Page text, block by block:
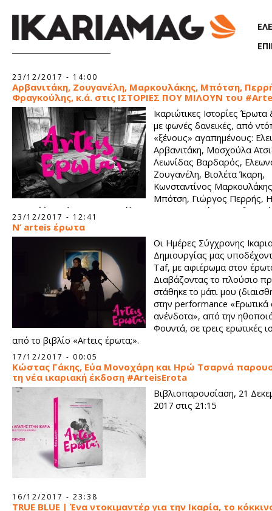
23/12/2017 - 14:00
Αρβανιτάκη, Ζουγανέλη, Μαρκουλάκης, Μπότση,
Φραγκούλης, κ.ά. στις ΙΣΤΟΡΙΕΣ ΠΟΥ ΜΙΛΟΥΝ του
Ικαριώτικες Ιστορίες
με φωνές δανεικές, από
«ξένους» αγαπημένους:
Αρβανιτάκη, Μοσχούλα
Λεωνίδας Βαρδαρός,
Ζουγανέλη, Βιολέτα Ίκαρη,
Κωνσταντίνος
Μπότση, Γιώργος Περρής,
Τσακαλία, Μάριος Φραγκούλης. Για να τις ακούσουμε, θα
μοιραστούμε όλοι το ίδιο κρεβάτι…
23/12/2017 - 12:41
Ν’ arteis έρωτα
Οι Ημέρες Σύγχρονης
Δημιουργίας μας
Taf, με αφιέρωμα στον
Διαβάζοντας το πλούσιο
στάθηκε το μάτι μου
στην performance «Ερωτικά
ανένδοτα», από την
Φουντά, σε τρεις ερωτικές
από το βιβλίο «Artεις έρωτα;».
17/12/2017 - 00:05
Κώστας Γάκης, Εύα Μονοχάρη και Ηρώ Τσαρνά
τη νέα ικαριακή έκδοση #ArteisErota
Βιβλιοπαρουσίαση, 21
2017 στις 21:15
16/12/2017 - 23:38
TRUE BLUE | Ένα ντοκιμαντέρ για την Ικαρία, το